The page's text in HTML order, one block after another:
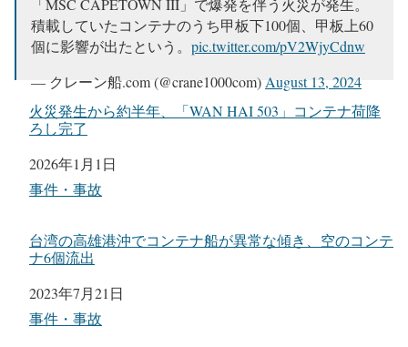
【動画】炎上中のコンテナ船「MSC
CAPETOWN III」
2024年8月11日、スリランカのコロンボ港に停泊中の
「MSC CAPETOWN III」で爆発を伴う火災が発生。
個に影響が出たという。
火災発生から約半年、「WAN HAI 503」コンテナ荷降
ろし完了
日付
2026年1月1日
関連理由
事件・事故